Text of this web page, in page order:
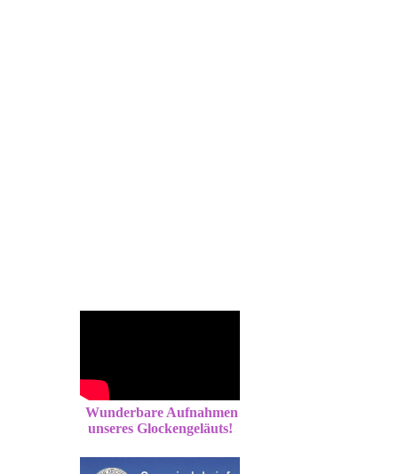
Wunderbare Aufnahmen
unseres Glockengeläuts!